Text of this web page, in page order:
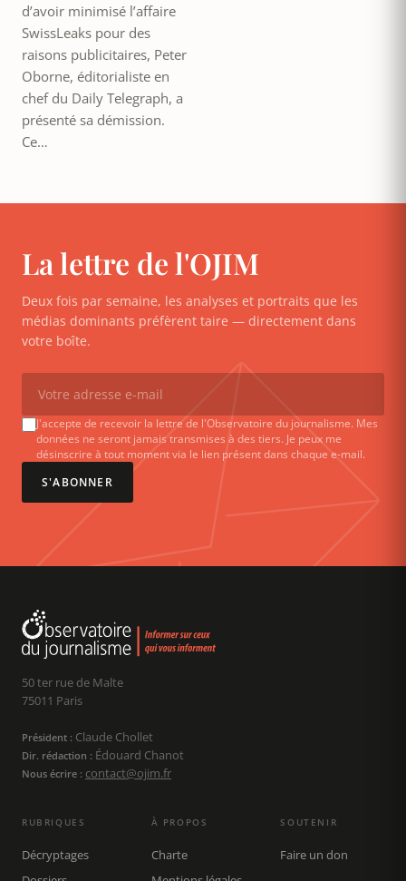
d’avoir minimisé l’affaire
SwissLeaks pour des
raisons publicitaires, Peter
Oborne, éditorialiste en
chef du Daily Telegraph, a
présenté sa démission.
Ce…
La lettre de l'OJIM
Deux fois par semaine, les analyses et portraits que les
médias dominants préfèrent taire — directement dans
votre boîte.
J'accepte de recevoir la lettre de l'Observatoire du journalisme. Mes
données ne seront jamais transmises à des tiers. Je peux me
désinscrire à tout moment via le lien présent dans chaque e-mail.
S'ABONNER
50 ter rue de Malte
75011 Paris
Président : Claude Chollet
Dir. rédaction : Édouard Chanot
Nous écrire : contact@ojim.fr
RUBRIQUES
Décryptages
À PROPOS
Charte
SOUTENIR
Faire un don